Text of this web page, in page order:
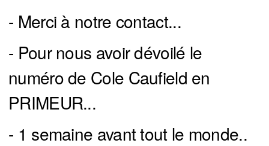
- Merci à notre contact...
- Pour nous avoir dévoilé le
numéro de Cole Caufield en
PRIMEUR...
- 1 semaine avant tout le monde..